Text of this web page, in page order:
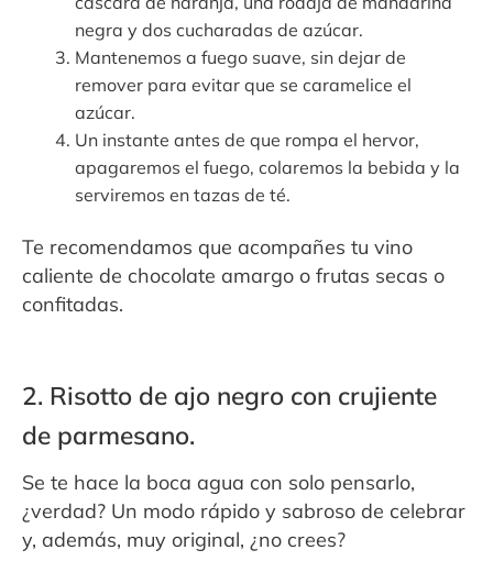
negra y dos cucharadas de azúcar.
Mantenemos a fuego suave, sin dejar de
remover para evitar que se caramelice el
azúcar.
Un instante antes de que rompa el hervor,
apagaremos el fuego, colaremos la bebida y la
serviremos en tazas de té.
Te recomendamos que acompañes tu vino
caliente de chocolate amargo o frutas secas o
confitadas.
2. Risotto de ajo negro con crujiente
de parmesano.
Se te hace la boca agua con solo pensarlo,
¿verdad? Un modo rápido y sabroso de celebrar
y, además, muy original, ¿no crees?